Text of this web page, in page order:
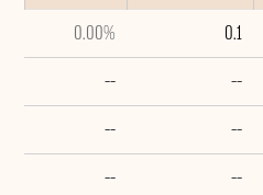
0.1
0.00%
--
--
--
--
--
--